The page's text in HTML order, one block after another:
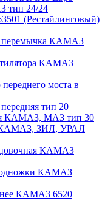
тип 24/24
(Рестайлинговый)
перемычка КАМАЗ
КАМАЗ
моста в
тип 20
КАМАЗ, МАЗ тип 30
КАМАЗ, ЗИЛ, УРАЛ
КАМАЗ
КАМАЗ
КАМАЗ 6520